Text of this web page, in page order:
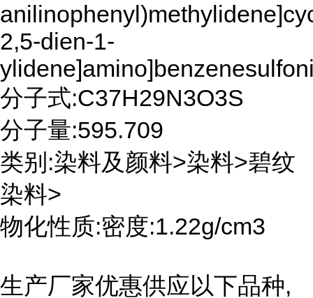
2,5-dien-1-
分子式:C37H29N3O3S
分子量:595.709
类别:染料及颜料>染料>碧纹
染料>
物化性质:密度:1.22g/cm3
生产厂家优惠供应以下品种,